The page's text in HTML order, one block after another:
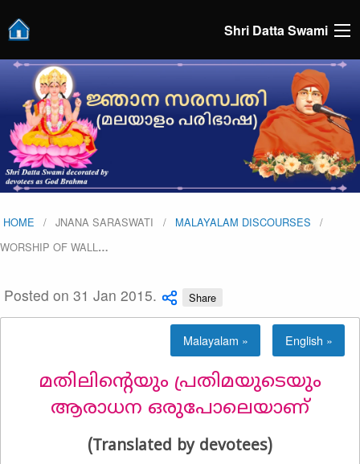
Shri Datta Swami
HOME JNANA SARASWATI
MALAYALAM DISCOURSES
WORSHIP OF WALL…
Posted on 31 Jan 2015. Share
Malayalam » English »
മതിലിന്റെയും പ്രതിമയുടെയും
ആരാധന ഒരുപോലെയാണ്
(Translated by devotees)